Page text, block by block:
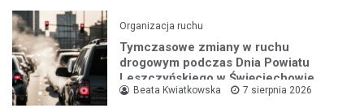
Organizacja ruchu
Tymczasowe zmiany w ruchu
drogowym podczas Dnia Powiatu
Leszczyńskiego w Święciechowie
Beata Kwiatkowska 7 sierpnia 2026